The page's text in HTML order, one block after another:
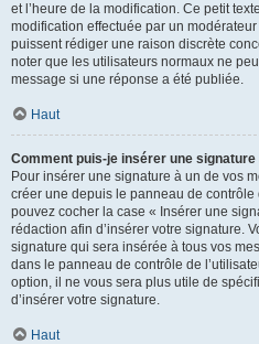
et l’heure de la modification. Ce petit
modification effectuée par un
puissent rédiger une raison discrète
noter que les utilisateurs normaux ne
message si une réponse a été publiée.
Haut
Comment puis-je insérer une
Pour insérer une signature à un de vos
créer une depuis le panneau de contrôle
pouvez cocher la case « Insérer une
rédaction afin d’insérer votre signature.
signature qui sera insérée à tous vos
dans le panneau de contrôle de
option, il ne vous sera plus utile de
d’insérer votre signature.
Haut